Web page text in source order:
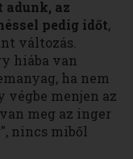
adunk, az
pedig időt,
változás.
hiába van
ha nem
végbe menjen az
meg az inger
nincs miből